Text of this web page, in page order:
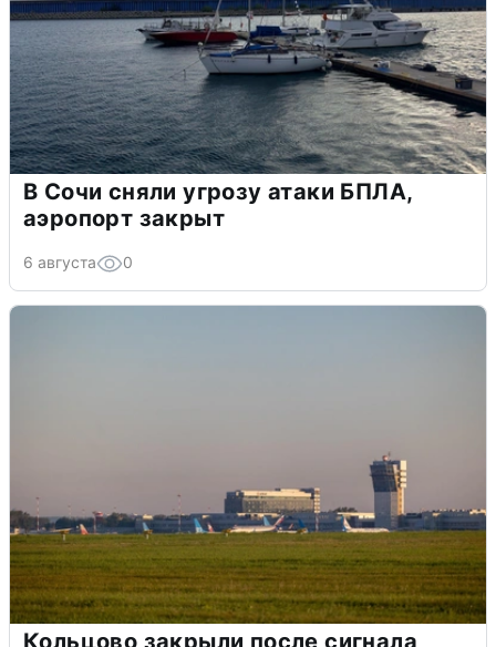
В Сочи сняли угрозу атаки БПЛА,
аэропорт закрыт
6 августа 0
Кольцово закрыли после сигнала